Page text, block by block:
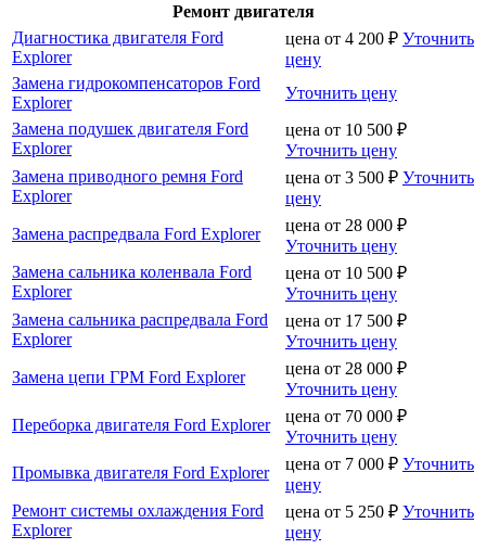
Ремонт двигателя
Диагностика двигателя Ford
Explorer
цена от 4 200 ₽ Уточнить
цену
Замена гидрокомпенсаторов Ford
Explorer
Уточнить цену
Замена подушек двигателя Ford
Explorer
цена от 10 500 ₽
Уточнить цену
Замена приводного ремня Ford
Explorer
цена от 3 500 ₽ Уточнить
цену
Замена распредвала Ford Explorer
цена от 28 000 ₽
Уточнить цену
Замена сальника коленвала Ford
Explorer
цена от 10 500 ₽
Уточнить цену
Замена сальника распредвала Ford
Explorer
цена от 17 500 ₽
Уточнить цену
Замена цепи ГРМ Ford Explorer
цена от 28 000 ₽
Уточнить цену
Переборка двигателя Ford Explorer
цена от 70 000 ₽
Уточнить цену
Промывка двигателя Ford Explorer
цена от 7 000 ₽ Уточнить
цену
Ремонт системы охлаждения Ford
Explorer
цена от 5 250 ₽ Уточнить
цену